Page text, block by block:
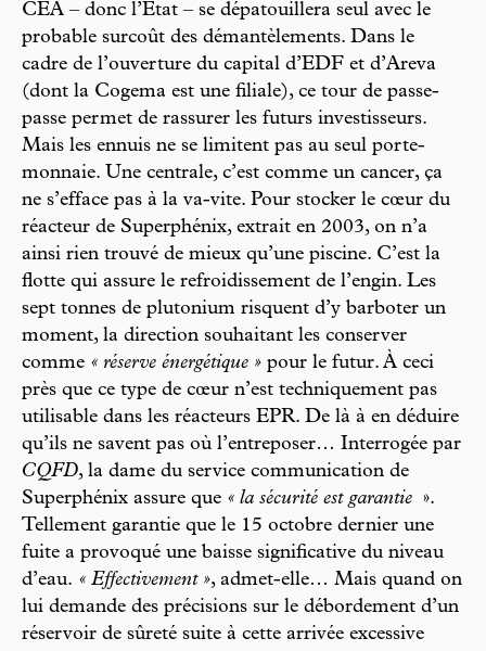
CEA – donc l’État – se dépatouillera seul avec le
probable surcoût des démantèlements. Dans le
cadre de l’ouverture du capital d’EDF et d’Areva
(dont la Cogema est une filiale), ce tour de passe-
passe permet de rassurer les futurs investisseurs.
Mais les ennuis ne se limitent pas au seul porte-
monnaie. Une centrale, c’est comme un cancer, ça
ne s’efface pas à la va-vite. Pour stocker le cœur du
réacteur de Superphénix, extrait en 2003, on n’a
ainsi rien trouvé de mieux qu’une piscine. C’est la
flotte qui assure le refroidissement de l’engin. Les
sept tonnes de plutonium risquent d’y barboter un
moment, la direction souhaitant les conserver
comme « réserve énergétique » pour le futur. À ceci
près que ce type de cœur n’est techniquement pas
utilisable dans les réacteurs EPR. De là à en déduire
qu’ils ne savent pas où l’entreposer… Interrogée par
CQFD, la dame du service communication de
Superphénix assure que « la sécurité est garantie ».
Tellement garantie que le 15 octobre dernier une
fuite a provoqué une baisse significative du niveau
d’eau. « Effectivement », admet-elle… Mais quand on
lui demande des précisions sur le débordement d’un
réservoir de sûreté suite à cette arrivée excessive